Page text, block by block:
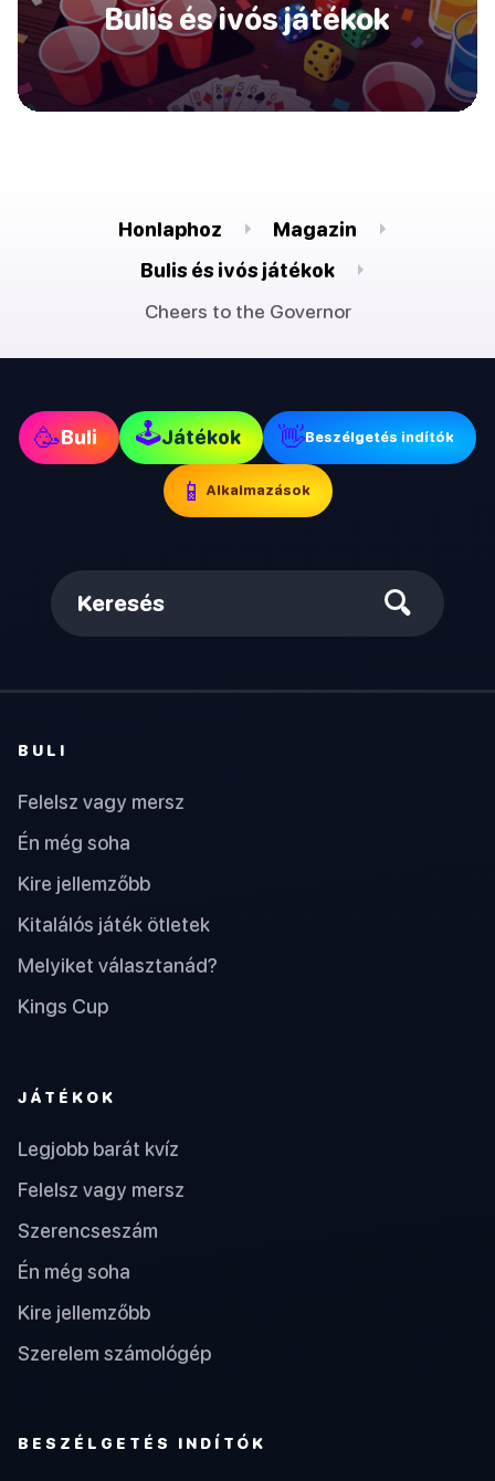
Bulis és ivós játékok
Honlaphoz
Magazin
Bulis és ivós játékok
Cheers to the Governor
🥳Buli 🕹Játékok 👋Beszélgetés indítók
📱 Alkalmazások
Keresés
BULI
Felelsz vagy mersz
Én még soha
Kire jellemzőbb
Kitalálós játék ötletek
Melyiket választanád?
Kings Cup
JÁTÉKOK
Legjobb barát kvíz
Felelsz vagy mersz
Szerencseszám
Én még soha
Kire jellemzőbb
Szerelem számológép
BESZÉLGETÉS INDÍTÓK